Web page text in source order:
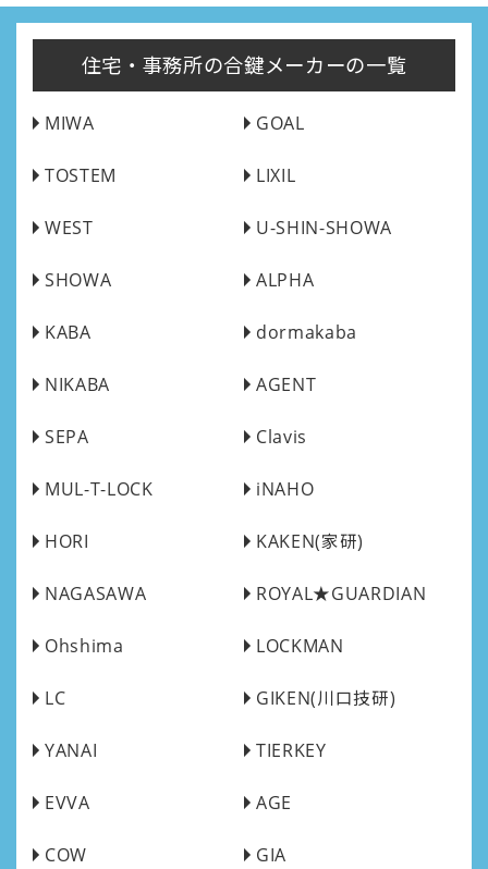
住宅・事務所の合鍵メーカーの一覧
MIWA GOAL
TOSTEM LIXIL
WEST U-SHIN-SHOWA
SHOWA ALPHA
KABA dormakaba
NIKABA AGENT
SEPA Clavis
MUL-T-LOCK iNAHO
HORI KAKEN(家研)
NAGASAWA ROYAL★GUARDIAN
Ohshima LOCKMAN
LC GIKEN(川口技研)
YANAI TIERKEY
EVVA AGE
COW GIA